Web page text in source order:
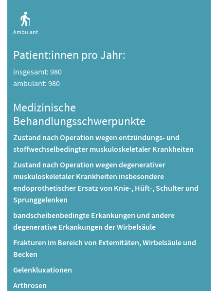
Ambulant
Patient:innen pro Jahr:
insgesamt: 980
ambulant: 980
Medizinische
Behandlungsschwerpunkte
Zustand nach Operation wegen entzündungs- und
stoffwechselbedingter muskuloskeletaler Krankheiten
Zustand nach Operation wegen degenerativer
muskuloskeletaler Krankheiten insbesondere
endoprothetischer Ersatz von Knie-, Hüft-, Schulter und
Sprunggelenken
bandscheibenbedingte Erkankungen und andere
degenerative Erkankungen der Wirbelsäule
Frakturen im Bereich von Extemitäten, Wirbelsäule und
Becken
Gelenkluxationen
Arthrosen